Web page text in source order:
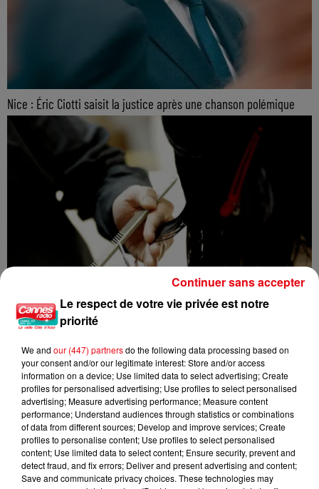
Nice : Éric Ciotti saisit la justice après une chanson polémique
Nice : un salon de coiffure fermé après un contrôle
Le respect de votre vie privée est notre
priorité
We and our (447) partnersdo the following data processing based on
your consent and/or our legitimate interest: Store and/or access
information on a device; Use limited data to select advertising; Create
profiles for personalised advertising; Use profiles to select personalised
advertising; Measure advertising performance; Measure content
performance; Understand audiences through statistics or combinations
of data from different sources; Develop and improve services; Create
profiles to personalise content; Use profiles to select personalised
content; Use limited data to select content; Ensure security, prevent and
detect fraud, and fix errors; Deliver and present advertising and content;
Save and communicate privacy choices. These technologies may
Continuer sans accepter